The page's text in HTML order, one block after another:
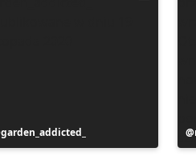
Post
opublikowany
garden_addicted_